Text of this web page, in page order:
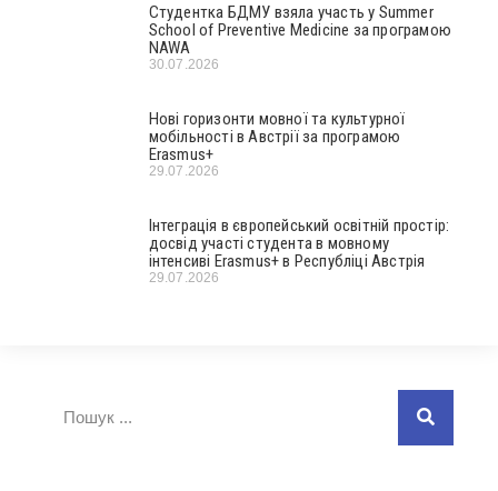
Студентка БДМУ взяла участь у Summer
School of Preventive Medicine за програмою
NAWA
30.07.2026
Нові горизонти мовної та культурної
мобільності в Австрії за програмою
Erasmus+
29.07.2026
Інтеграція в європейський освітній простір:
досвід участі студента в мовному
інтенсиві Erasmus+ в Республіці Австрія
29.07.2026